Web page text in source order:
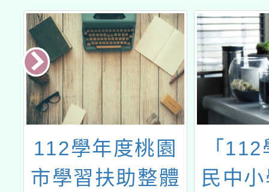
112學年度桃園
市學習扶助整體
「
民中